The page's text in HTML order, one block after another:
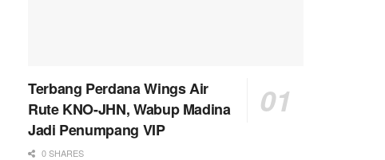
Terbang Perdana Wings Air
Rute KNO-JHN, Wabup Madina
Jadi Penumpang VIP
0 SHARES